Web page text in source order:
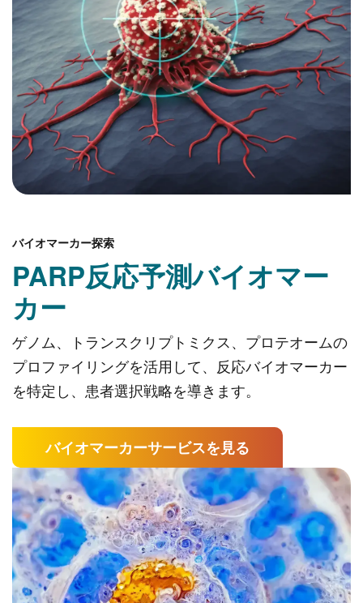
バイオマーカー探索
PARP反応予測バイオマー
カー
ゲノム、トランスクリプトミクス、プロテオームの
プロファイリングを活用して、反応バイオマーカー
を特定し、患者選択戦略を導きます。
バイオマーカーサービスを見る